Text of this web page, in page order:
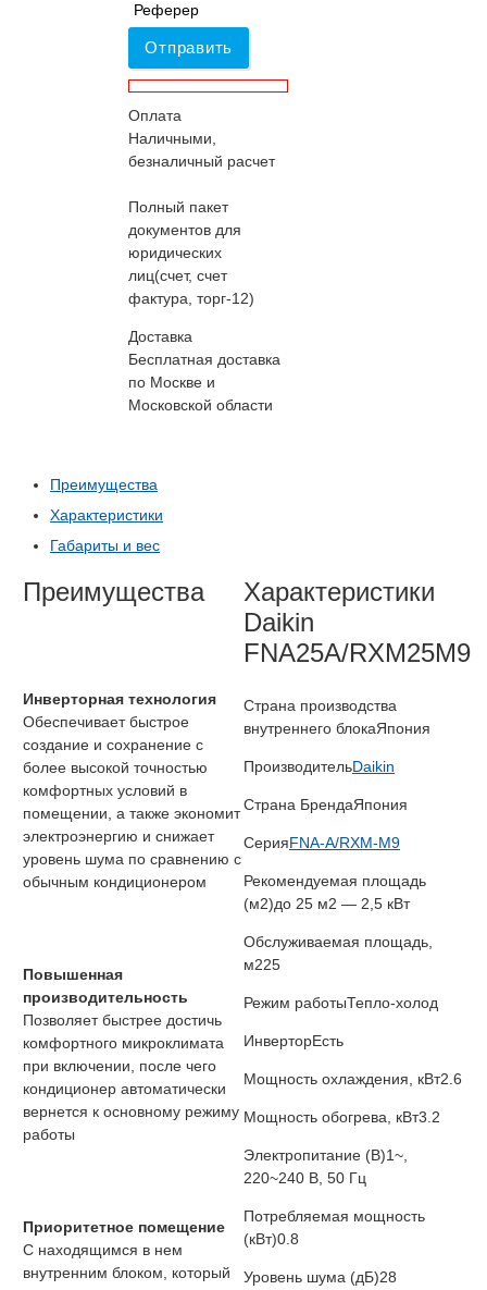
Реферер
Отправить
Оплата
Наличными,
безналичный расчет
Полный пакет
документов для
юридических
лиц(счет, счет
фактура, торг-12)
Доставка
Бесплатная доставка
по Москве и
Московской области
Преимущества
Характеристики
Габариты и вес
Преимущества
Инверторная технология
Обеспечивает быстрое
создание и сохранение с
более высокой точностью
комфортных условий в
помещении, а также экономит
электроэнергию и снижает
уровень шума по сравнению с
обычным кондиционером
Повышенная
производительность
Позволяет быстрее достичь
комфортного микроклимата
при включении, после чего
кондиционер автоматически
вернется к основному режиму
работы
Приоритетное помещение
С находящимся в нем
внутренним блоком, который
Характеристики
Daikin
FNA25A/RXM25M9
Страна производства
внутреннего блокаЯпония
ПроизводительDaikin
Страна БрендаЯпония
СерияFNA-A/RXM-M9
Рекомендуемая площадь
(м2)до 25 м2 — 2,5 кВт
Обслуживаемая площадь,
м225
Режим работыТепло-холод
ИнверторЕсть
Мощность охлаждения, кВт2.6
Мощность обогрева, кВт3.2
Электропитание (В)1~,
220~240 В, 50 Гц
Потребляемая мощность
(кВт)0.8
Уровень шума (дБ)28